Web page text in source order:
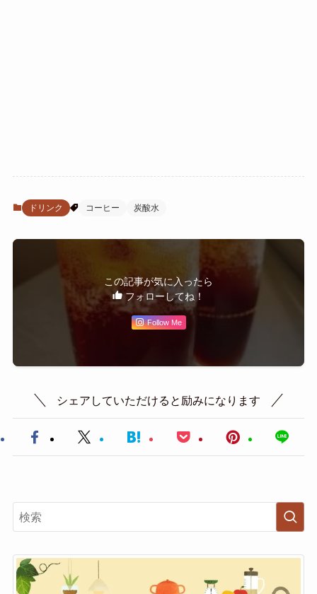
ドリンク コーヒー 炭酸水
この記事が気に入ったら
フォローしてね！
Follow Me
シェアしていただけると励みになります